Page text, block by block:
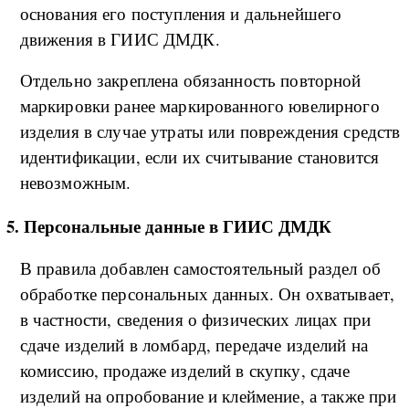
основания его поступления и дальнейшего
движения в ГИИС ДМДК.
Отдельно закреплена обязанность повторной
маркировки ранее маркированного ювелирного
изделия в случае утраты или повреждения средств
идентификации, если их считывание становится
невозможным.
5. Персональные данные в ГИИС ДМДК
В правила добавлен самостоятельный раздел об
обработке персональных данных. Он охватывает,
в частности, сведения о физических лицах при
сдаче изделий в ломбард, передаче изделий на
комиссию, продаже изделий в скупку, сдаче
изделий на опробование и клеймение, а также при